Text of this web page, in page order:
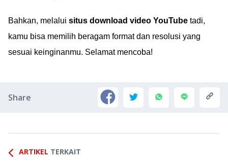
Bahkan, melalui situs download video YouTube tadi,
kamu bisa memilih beragam format dan resolusi yang
sesuai keinginanmu. Selamat mencoba!
Share
ARTIKEL TERKAIT